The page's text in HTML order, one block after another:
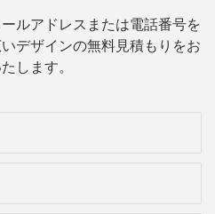
ルアドレスまたは電話番号を
デザインの無料見積もりをお
します。